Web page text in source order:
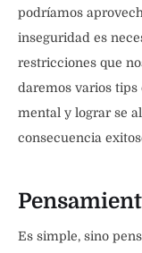
podríamos
inseguridad es
restricciones que
daremos varios
mental y lograr se
consecuencia
Es simple, sino